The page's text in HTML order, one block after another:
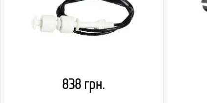
838 грн.